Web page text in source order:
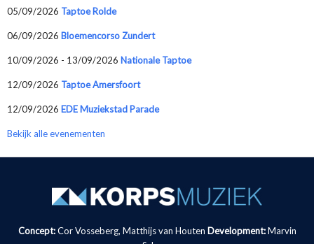
05/09/2026 Taptoe Rolde
06/09/2026 Bloemencorso Zundert
10/09/2026 - 13/09/2026 Nationale Taptoe
12/09/2026 Taptoe Amersfoort
12/09/2026 EDE Muziekstad Parade
Bekijk alle evenementen
Concept:Cor Vosseberg, Matthijs van Houten Development: Marvin